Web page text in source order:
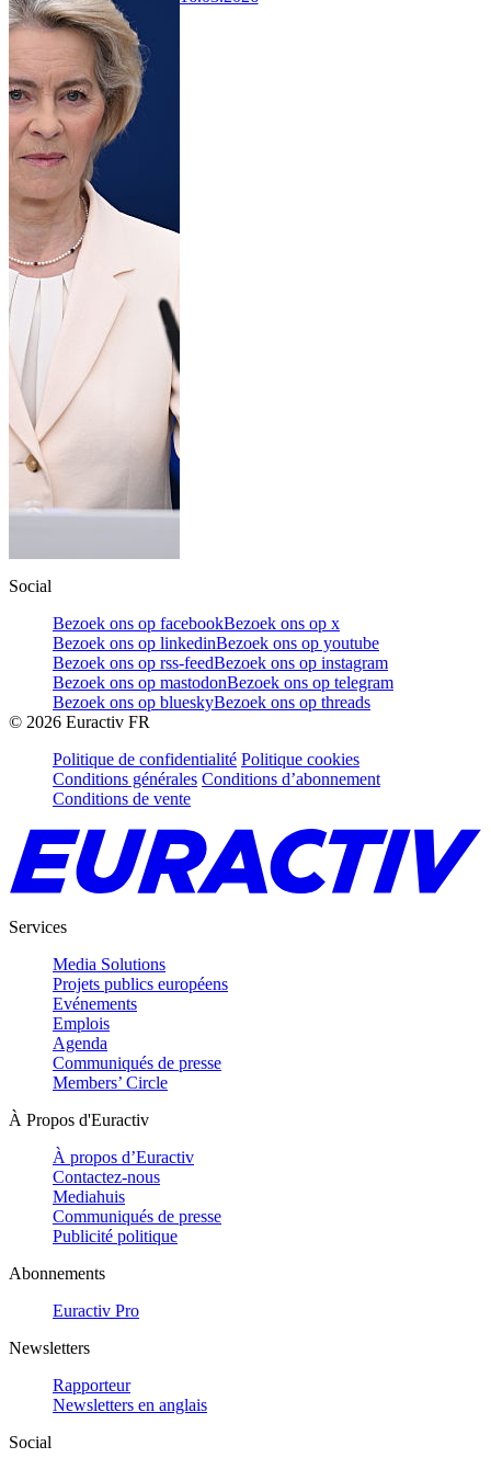
Social
Bezoek ons op facebookBezoek ons op x
Bezoek ons op linkedinBezoek ons op youtube
Bezoek ons op rss-feedBezoek ons op instagram
Bezoek ons op mastodonBezoek ons op telegram
Bezoek ons op blueskyBezoek ons op threads
© 2026 Euractiv FR
Politique de confidentialité Politique cookies
Conditions générales Conditions d’abonnement
Conditions de vente
Services
Media Solutions
Projets publics européens
Evénements
Emplois
Agenda
Communiqués de presse
Members’ Circle
À Propos d'Euractiv
À propos d’Euractiv
Contactez-nous
Mediahuis
Communiqués de presse
Publicité politique
Abonnements
Euractiv Pro
Newsletters
Rapporteur
Newsletters en anglais
Social